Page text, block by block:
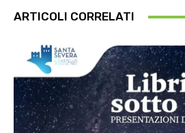
ARTICOLI CORRELATI